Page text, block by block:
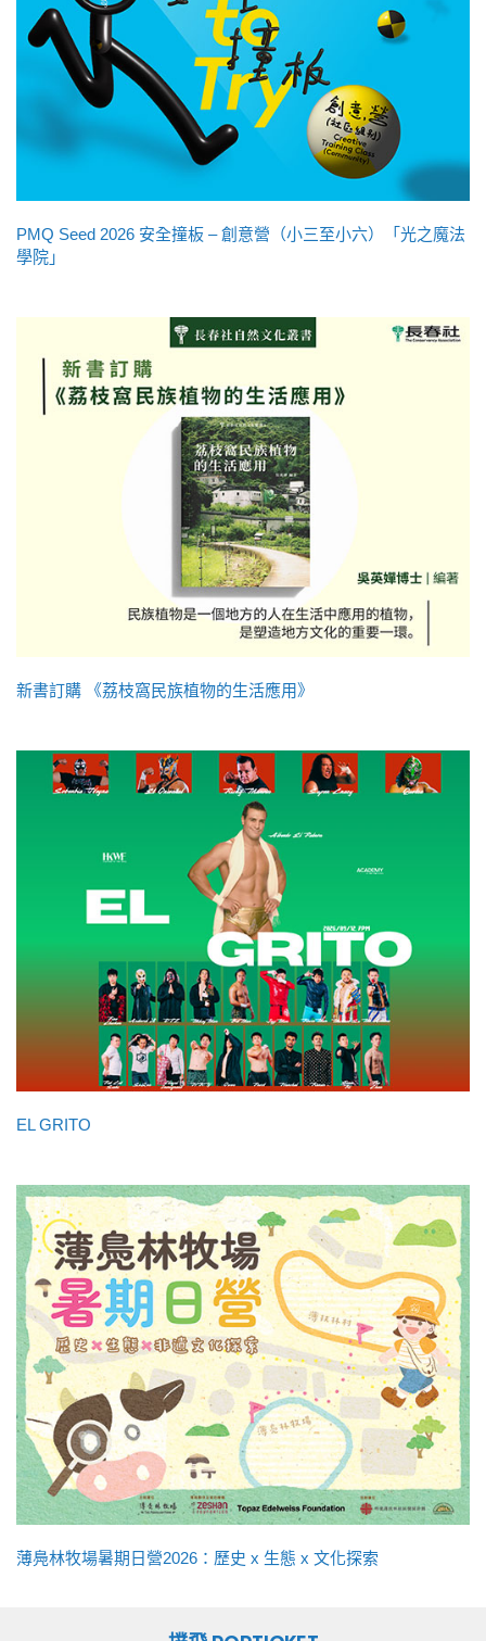
PMQ Seed 2026 安全撞板 – 創意營（小三至小六）「光之魔法
學院」
新書訂購 《荔枝窩民族植物的生活應用》
EL GRITO
薄鳧林牧場暑期日營2026：歷史 x 生態 x 文化探索